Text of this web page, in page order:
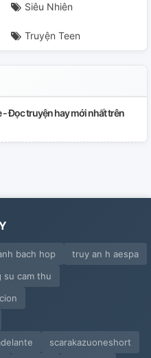
Siêu Nhiên
Truyện Teen
Đọc truyện hay mới nhất trên
bach hop
truy an h aespa
cam thu
scarakazuoneshort